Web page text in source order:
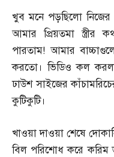
খুব মনে পড়ছিলো নিজের
আমার প্রিয়তমা স্ত্রীর
পারতাম!আমার
করতো। ভিডিও কল
ঢাউশ সাইজের
কুটিকুটি।
খাওয়া দাওয়া শেষে
বিল পরিশোধ করে করিম